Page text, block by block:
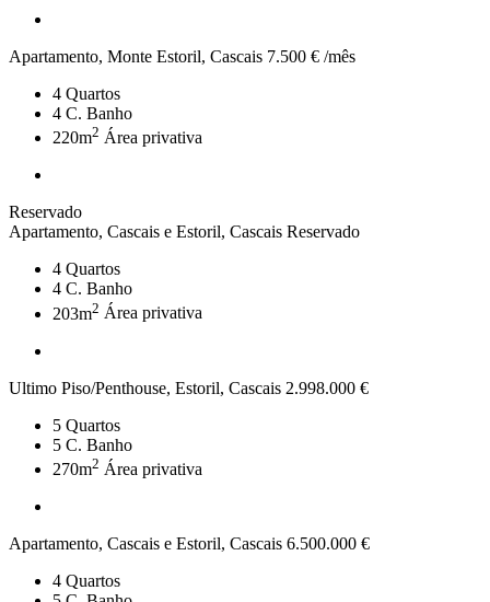
Apartamento, Monte Estoril, Cascais 7.500 € /mês
4 Quartos
4 C. Banho
220m2 Área privativa
Reservado
Apartamento, Cascais e Estoril, Cascais Reservado
4 Quartos
4 C. Banho
203m2 Área privativa
Ultimo Piso/Penthouse, Estoril, Cascais 2.998.000 €
5 Quartos
5 C. Banho
270m2 Área privativa
Apartamento, Cascais e Estoril, Cascais 6.500.000 €
4 Quartos